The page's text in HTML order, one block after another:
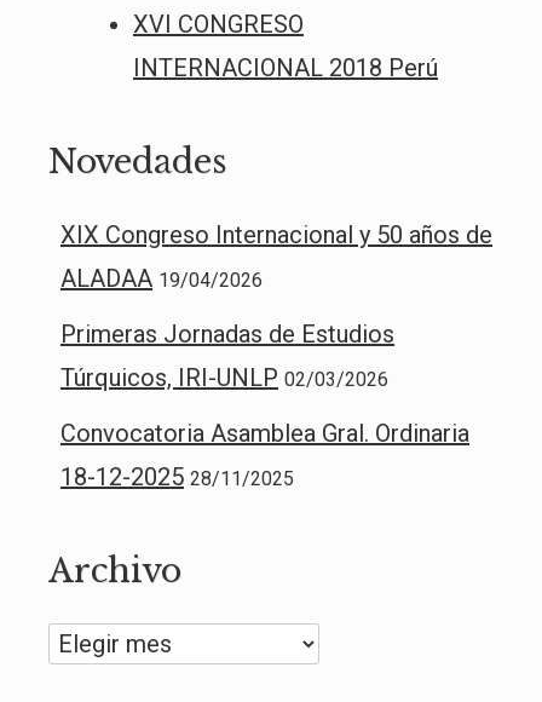
XVI CONGRESO
INTERNACIONAL 2018 Perú
Novedades
XIX Congreso Internacional y 50 años de
ALADAA 19/04/2026
Primeras Jornadas de Estudios
Túrquicos, IRI-UNLP 02/03/2026
Convocatoria Asamblea Gral. Ordinaria
18-12-2025 28/11/2025
Archivo
Archivo